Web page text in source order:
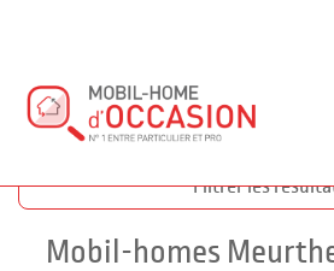
Accueil Acheter Lorraine Meurthe-et-
Filtrer les
Mobil-homes